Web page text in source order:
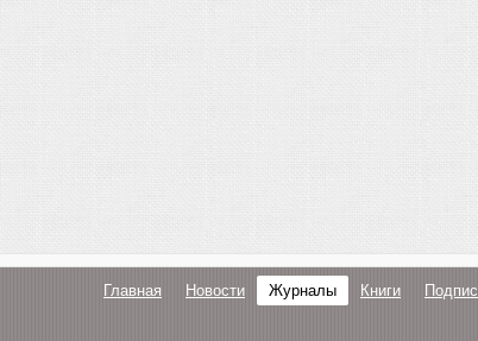
Главная Новости Журналы Книги